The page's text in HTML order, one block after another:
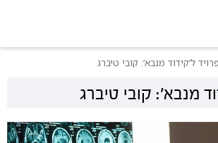
ל’קידוד מנבא’: קובי טיברג
מנבא’: קובי טיברג